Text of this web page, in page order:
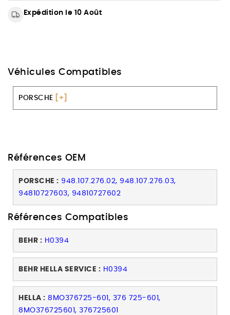
Expédition le 10 Août
Véhicules Compatibles
PORSCHE [+]
Références OEM
PORSCHE : 948.107.276.02, 948.107.276.03,
94810727603, 94810727602
Références Compatibles
BEHR : H0394
BEHR HELLA SERVICE : H0394
HELLA : 8MO376725-601, 376 725-601,
8MO376725601, 376725601